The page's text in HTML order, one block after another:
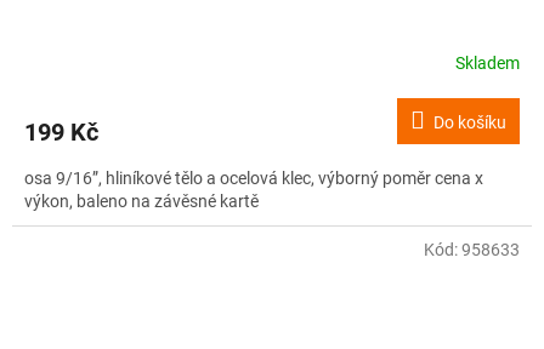
Skladem
199 Kč Do košíku
osa 9/16”, hliníkové tělo a ocelová klec, výborný poměr cena x
výkon, baleno na závěsné kartě
Kód:958633